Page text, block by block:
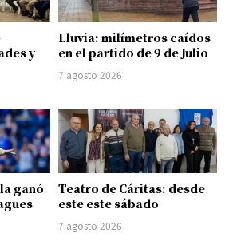
y
Lluvia: milímetros caídos
en el partido de 9 de Julio
7 agosto 2026
ganó
Teatro de Cáritas: desde
este este sábado
7 agosto 2026